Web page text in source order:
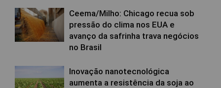
Ceema/Milho: Chicago recua sob
pressão do clima nos EUA e
avanço da safrinha trava negócios
no Brasil
Inovação nanotecnológica
aumenta a resistência da soja ao